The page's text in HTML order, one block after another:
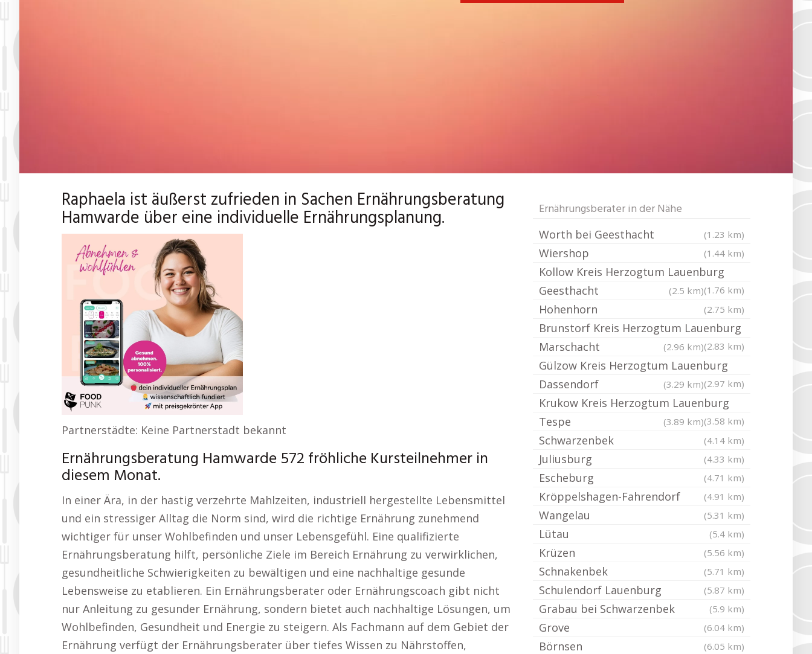
Raphaela ist äußerst zufrieden in Sachen Ernährungsberatung
Hamwarde über eine individuelle Ernährungsplanung.
Partnerstädte: Keine Partnerstadt bekannt
Ernährungsberatung Hamwarde 572 fröhliche Kursteilnehmer in
diesem Monat.
In einer Ära, in der hastig verzehrte Mahlzeiten, industriell hergestellte Lebensmittel
und ein stressiger Alltag die Norm sind, wird die richtige Ernährung zunehmend
wichtiger für unser Wohlbefinden und unser Lebensgefühl. Eine qualifizierte
Ernährungsberatung hilft, persönliche Ziele im Bereich Ernährung zu verwirklichen,
gesundheitliche Schwierigkeiten zu bewältigen und eine nachhaltige gesunde
Lebensweise zu etablieren. Ein Ernährungsberater oder Ernährungscoach gibt nicht
nur Anleitung zu gesunder Ernährung, sondern bietet auch nachhaltige Lösungen, um
Wohlbefinden, Gesundheit und Energie zu steigern. Als Fachmann auf dem Gebiet der
Ernährung verfügt der Ernährungsberater über tiefes Wissen zu Nährstoffen,
Ernährungsberater in der Nähe
Worth bei Geesthacht (1.23 km)
Wiershop (1.44 km)
Kollow Kreis Herzogtum Lauenburg
(1.76 km)
Geesthacht (2.5 km)
Hohenhorn (2.75 km)
Brunstorf Kreis Herzogtum Lauenburg
(2.83 km)
Marschacht (2.96 km)
Gülzow Kreis Herzogtum Lauenburg
(2.97 km)
Dassendorf (3.29 km)
Krukow Kreis Herzogtum Lauenburg
(3.58 km)
Tespe (3.89 km)
Schwarzenbek (4.14 km)
Juliusburg (4.33 km)
Escheburg (4.71 km)
Kröppelshagen-Fahrendorf (4.91 km)
Wangelau (5.31 km)
Lütau (5.4 km)
Krüzen (5.56 km)
Schnakenbek (5.71 km)
Schulendorf Lauenburg (5.87 km)
Grabau bei Schwarzenbek (5.9 km)
Grove (6.04 km)
Börnsen (6.05 km)